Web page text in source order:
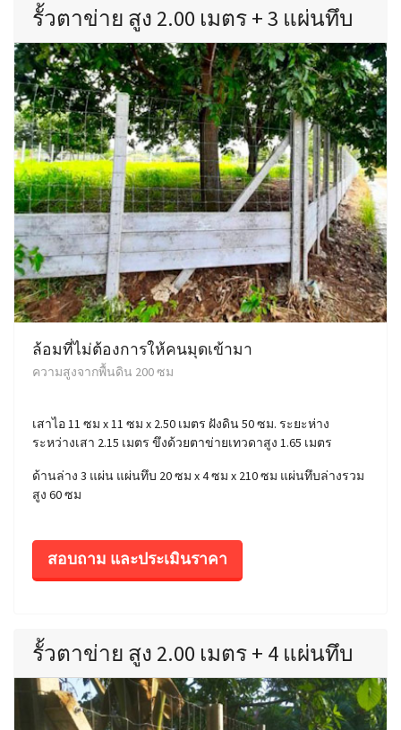
รั้วตาข่าย สูง 2.00 เมตร + 3 แผ่นทึบ
ล้อมที่ไม่ต้องการให้คนมุดเข้ามา
ความสูงจากพื้นดิน 200 ซม
เสาไอ 11 ซม x 11 ซม x 2.50 เมตร ฝังดิน 50 ซม. ระยะห่าง
ระหว่างเสา 2.15 เมตร ขึงด้วยตาข่ายเทวดาสูง 1.65 เมตร
ด้านล่าง 3 แผ่น แผ่นทึบ 20 ซม x 4 ซม x 210 ซม แผ่นทึบล่างรวม
สูง 60 ซม
สอบถาม และประเมินราคา
รั้วตาข่าย สูง 2.00 เมตร + 4 แผ่นทึบ